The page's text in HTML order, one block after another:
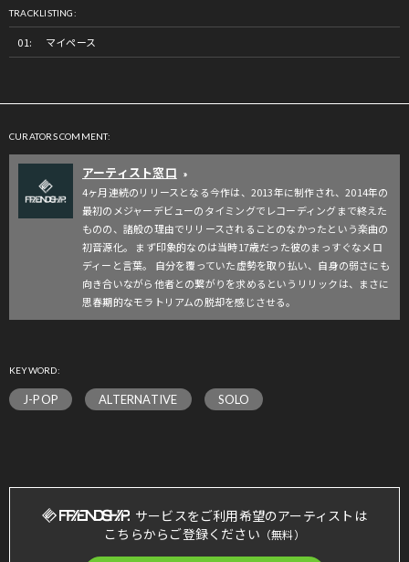
TRACKLISTING:
マイペース
CURATORS COMMENT:
アーティスト窓口 »
4ヶ月連続のリリースとなる今作は、2013年に制作され、2014年の
最初のメジャーデビューのタイミングでレコーディングまで終えた
ものの、諸般の理由でリリースされることのなかったという楽曲の
初音源化。 まず印象的なのは当時17歳だった彼のまっすぐなメロ
ディーと言葉。 自分を覆っていた虚勢を取り払い、自身の弱さにも
向き合いながら他者との繋がりを求めるというリリックは、まさに
思春期的なモラトリアムの脱却を感じさせる。
KEYWORD:
J-POP ALTERNATIVE SOLO
サービスをご利用希望のアーティストは
こちらからご登録ください （無料）